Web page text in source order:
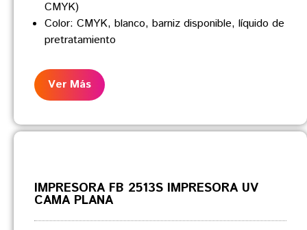
CMYK)
Color: CMYK, blanco, barniz disponible, líquido de
pretratamiento
Ver Más
IMPRESORA FB 2513S IMPRESORA UV
CAMA PLANA